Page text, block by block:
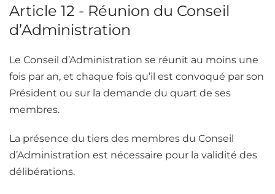
Article 12 - Réunion du Conseil
d’Administration
Le Conseil d’Administration se réunit au moins une
fois par an, et chaque fois qu’il est convoqué par son
Président ou sur la demande du quart de ses
membres.
La présence du tiers des membres du Conseil
d’Administration est nécessaire pour la validité des
délibérations.